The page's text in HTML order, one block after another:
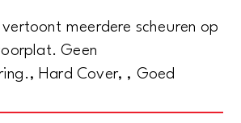
meerdere scheuren op
Geen
Hard Cover, , Goed